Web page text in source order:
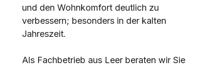
und den Wohnkomfort deutlich zu
verbessern; besonders in der kalten
Jahreszeit.
Als Fachbetrieb aus Leer beraten wir Sie